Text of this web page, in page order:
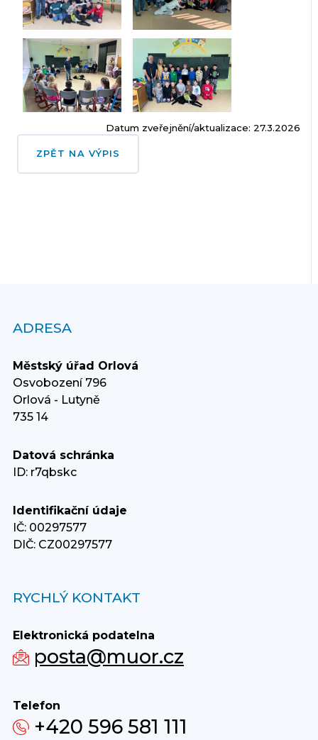
Datum zveřejnění/aktualizace: 27.3.2026
ZPĚT NA VÝPIS
ADRESA
Městský úřad Orlová
Osvobození 796
Orlová - Lutyně
735 14
Datová schránka
ID: r7qbskc
Identifikační údaje
IČ: 00297577
DIČ: CZ00297577
RYCHLÝ KONTAKT
Elektronická podatelna
posta@muor.cz
Telefon
+420 596 581 111